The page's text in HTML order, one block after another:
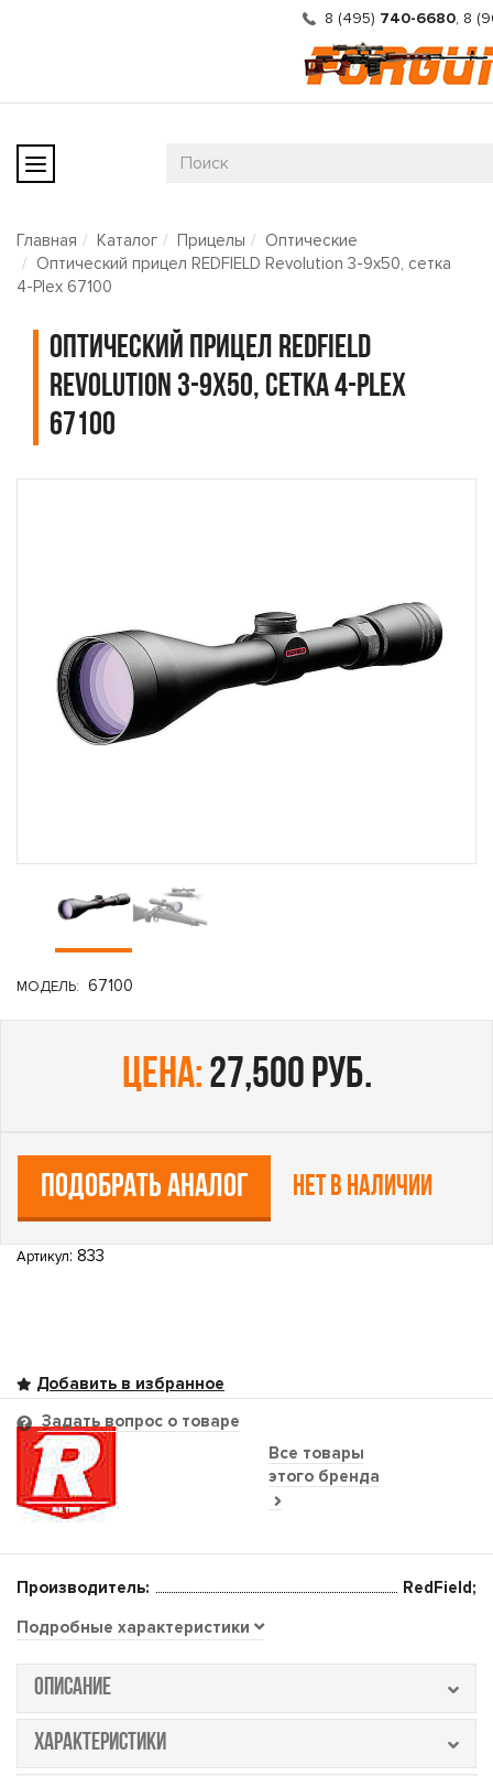
8 (495) 740-6680, 8
Главная Каталог Прицелы
Оптические
Оптический прицел REDFIELD Revolution 3-9x50, сетка
4-Plex 67100
Оптический прицел REDFIELD
Revolution 3-9x50, сетка 4-Plex
67100
МОДЕЛЬ: 67100
цена: 27,500 руб.
ПОДОБРАТЬ АНАЛОГ Нет в наличии
Артикул: 833
Все товары
этого бренда
Задать вопрос о товаре
Производитель:
RedField;
Подробные характеристики
ОПИСАНИЕ
ХАРАКТЕРИСТИКИ